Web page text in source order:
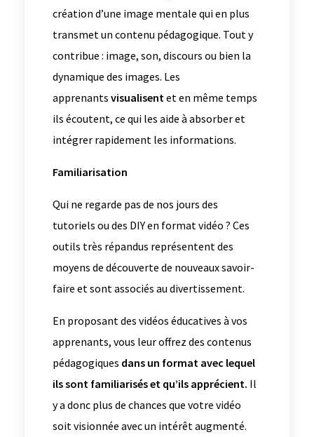
création d’une image mentale qui en plus
transmet un contenu pédagogique. Tout y
contribue : image, son, discours ou bien la
dynamique des images. Les
apprenants visualisentet en même temps
ils écoutent, ce qui les aide à absorber et
intégrer rapidement les informations.
Familiarisation
Qui ne regarde pas de nos jours des
tutoriels ou des DIY en format vidéo ? Ces
outils très répandus représentent des
moyens de découverte de nouveaux savoir-
faire et sont associés au divertissement.
En proposant des vidéos éducatives à vos
apprenants, vous leur offrez des contenus
pédagogiques dans un format avec lequel
ils sont familiarisés et qu’ils apprécient. Il
y a donc plus de chances que votre vidéo
soit visionnée avec un intérêt augmenté.